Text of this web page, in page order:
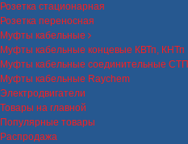
Розетка стационарная
Розетка переносная
Муфты кабельные
Муфты кабельные концевые КВТп, КНТп
Муфты кабельные соединительные СТП
Муфты кабельные Raychem
Электродвигатели
Товары на главной
Популярные товары
Распродажа